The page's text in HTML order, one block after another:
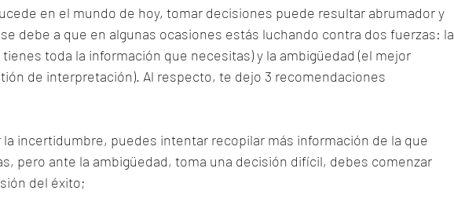
en el mundo de hoy, tomar decisiones puede resultar abrumador y
debe a que en algunas ocasiones estás luchando contra dos fuerzas: la
toda la información que necesitas) y la ambigüedad (el mejor
de interpretación). Al respecto, te dejo 3 recomendaciones
la incertidumbre, puedes intentar recopilar más información de la que
pero ante la ambigüedad, toma una decisión difícil, debes comenzar
del éxito;